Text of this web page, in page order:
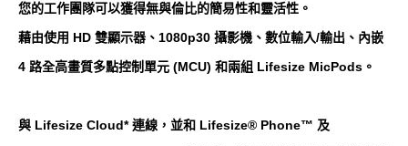
您的工作團隊可以獲得無與倫比的簡易性和靈活性。
藉由使用 HD 雙顯示器、1080p30 攝影機、數位輸入/輸出、內嵌
4 路全高畫質多點控制單元 (MCU) 和兩組 Lifesize MicPods。
與 Lifesize Cloud* 連線，並和 Lifesize® Phone™ 及